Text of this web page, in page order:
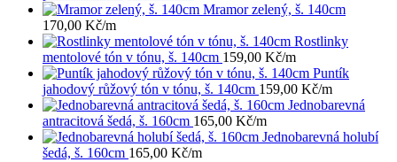
Mramor zelený, š. 140cm
170,00 Kč/m
Rostlinky
mentolové tón v tónu, š. 140cm 159,00 Kč/m
Puntík
jahodový růžový tón v tónu, š. 140cm 159,00 Kč/m
Jednobarevná
antracitová šedá, š. 160cm 165,00 Kč/m
Jednobarevná holubí
šedá, š. 160cm 165,00 Kč/m